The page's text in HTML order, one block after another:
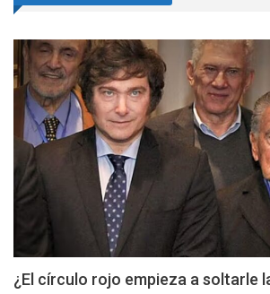
¿El círculo rojo empieza a soltarle